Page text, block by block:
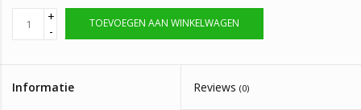
+
-
TOEVOEGEN AAN WINKELWAGEN
Informatie Reviews (0)